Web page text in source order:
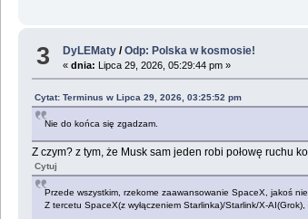
3 DyLEMaty /Odp: Polska w kosmosie!
«dnia: Lipca 29, 2026, 05:29:44 pm »
Cytat: Terminus w Lipca 29, 2026, 03:25:52 pm
Nie do końca się zgadzam.
Z czym? z tym, że Musk sam jeden robi połowę ruchu
Cytuj
Przede wszystkim, rzekome zaawansowanie SpaceX, jakoś
Z tercetu SpaceX(z wyłączeniem Starlinka)/Starlink/X-